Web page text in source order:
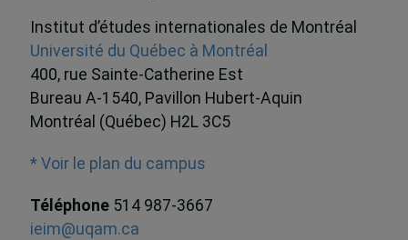
Institut d’études internationales de Montréal
Université du Québec à Montréal
400, rue Sainte-Catherine Est
Bureau A-1540, Pavillon Hubert-Aquin
Montréal (Québec) H2L 3C5
* Voir le plan du campus
Téléphone 514 987-3667
ieim@uqam.ca